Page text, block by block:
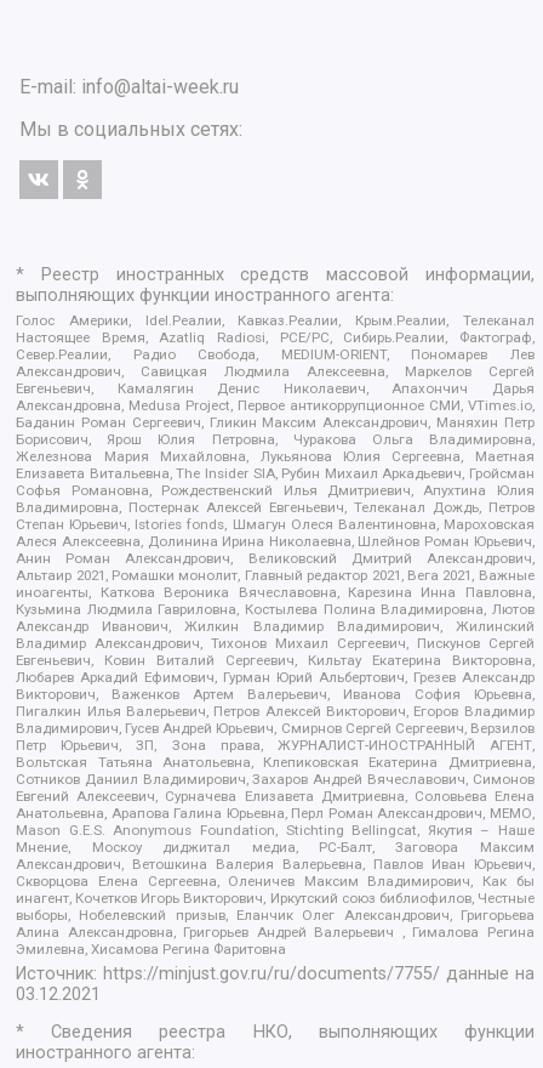
E-mail: info@altai-week.ru
Мы в социальных сетях:
* Реестр иностранных средств массовой информации,
выполняющих функции иностранного агента:
Голос Америки, Idel.Реалии, Кавказ.Реалии, Крым.Реалии, Телеканал
Настоящее Время, Azatliq Radiosi, PCE/PC, Сибирь.Реалии, Фактограф,
Север.Реалии, Радио Свобода, MEDIUM-ORIENT, Пономарев Лев
Александрович, Савицкая Людмила Алексеевна, Маркелов Сергей
Евгеньевич, Камалягин Денис Николаевич, Апахончич Дарья
Александровна, Medusa Project, Первое антикоррупционное СМИ, VTimes.io,
Баданин Роман Сергеевич, Гликин Максим Александрович, Маняхин Петр
Борисович, Ярош Юлия Петровна, Чуракова Ольга Владимировна,
Железнова Мария Михайловна, Лукьянова Юлия Сергеевна, Маетная
Елизавета Витальевна, The Insider SIA, Рубин Михаил Аркадьевич, Гройсман
Софья Романовна, Рождественский Илья Дмитриевич, Апухтина Юлия
Владимировна, Постернак Алексей Евгеньевич, Телеканал Дождь, Петров
Степан Юрьевич, Istories fonds, Шмагун Олеся Валентиновна, Мароховская
Алеся Алексеевна, Долинина Ирина Николаевна, Шлейнов Роман Юрьевич,
Анин Роман Александрович, Великовский Дмитрий Александрович,
Альтаир 2021, Ромашки монолит, Главный редактор 2021, Вега 2021, Важные
иноагенты, Каткова Вероника Вячеславовна, Карезина Инна Павловна,
Кузьмина Людмила Гавриловна, Костылева Полина Владимировна, Лютов
Александр Иванович, Жилкин Владимир Владимирович, Жилинский
Владимир Александрович, Тихонов Михаил Сергеевич, Пискунов Сергей
Евгеньевич, Ковин Виталий Сергеевич, Кильтау Екатерина Викторовна,
Любарев Аркадий Ефимович, Гурман Юрий Альбертович, Грезев Александр
Викторович, Важенков Артем Валерьевич, Иванова София Юрьевна,
Пигалкин Илья Валерьевич, Петров Алексей Викторович, Егоров Владимир
Владимирович, Гусев Андрей Юрьевич, Смирнов Сергей Сергеевич, Верзилов
Петр Юрьевич, ЗП, Зона права, ЖУРНАЛИСТ-ИНОСТРАННЫЙ АГЕНТ,
Вольтская Татьяна Анатольевна, Клепиковская Екатерина Дмитриевна,
Сотников Даниил Владимирович, Захаров Андрей Вячеславович, Симонов
Евгений Алексеевич, Сурначева Елизавета Дмитриевна, Соловьева Елена
Анатольевна, Арапова Галина Юрьевна, Перл Роман Александрович, МЕМО,
Mason G.E.S. Anonymous Foundation, Stichting Bellingcat, Якутия – Наше
Мнение, Москоу диджитал медиа, РС-Балт, Заговора Максим
Александрович, Ветошкина Валерия Валерьевна, Павлов Иван Юрьевич,
Скворцова Елена Сергеевна, Оленичев Максим Владимирович, Как бы
инагент, Кочетков Игорь Викторович, Иркутский союз библиофилов, Честные
выборы, Нобелевский призыв, Еланчик Олег Александрович, Григорьева
Алина Александровна, Григорьев Андрей Валерьевич , Гималова Регина
Эмилевна, Хисамова Регина Фаритовна
Источник: https://minjust.gov.ru/ru/documents/7755/ данные на
03.12.2021
* Сведения реестра НКО, выполняющих функции
иностранного агента: